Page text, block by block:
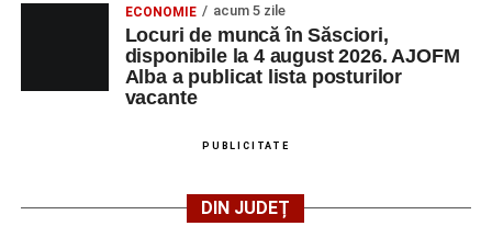
ECONOMIE acum 5 zile
Locuri de muncă în Săsciori,
disponibile la 4 august 2026. AJOFM
Alba a publicat lista posturilor
vacante
PUBLICITATE
DIN JUDEȚ